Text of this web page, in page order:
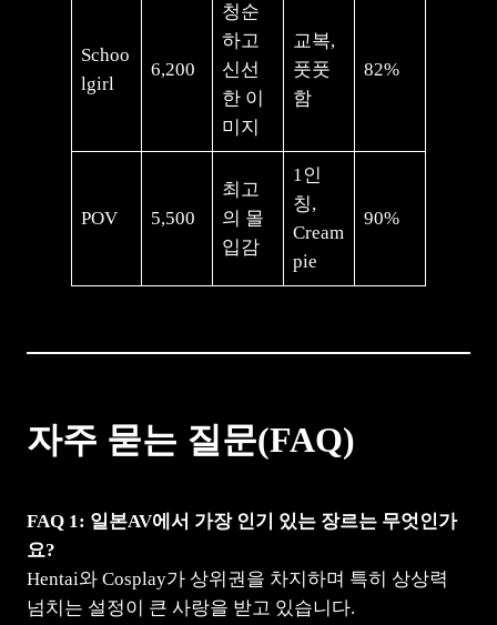
Schoo
lgirl
6,200
청순
하고
신선
한 이
미지
교복,
풋풋
함
82%
POV 5,500
최고
의 몰
입감
1인
칭,
Cream
pie
90%
자주 묻는 질문(FAQ)
FAQ 1: 일본AV에서 가장 인기 있는 장르는 무엇인가
요?
Hentai와 Cosplay가 상위권을 차지하며 특히 상상력
넘치는 설정이 큰 사랑을 받고 있습니다.